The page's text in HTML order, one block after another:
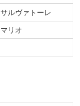
サルヴァトーレ
マリオ